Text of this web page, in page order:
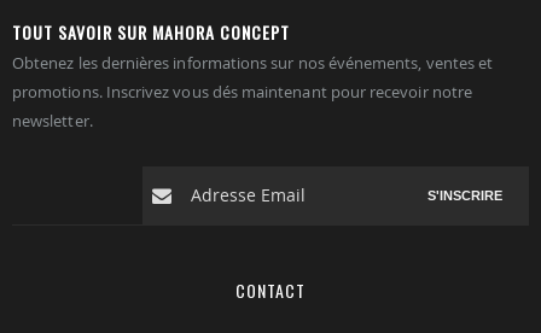
TOUT SAVOIR SUR MAHORA CONCEPT
Obtenez les dernières informations sur nos événements, ventes et
promotions. Inscrivez vous dés maintenant pour recevoir notre
newsletter.
S'INSCRIRE
CONTACT